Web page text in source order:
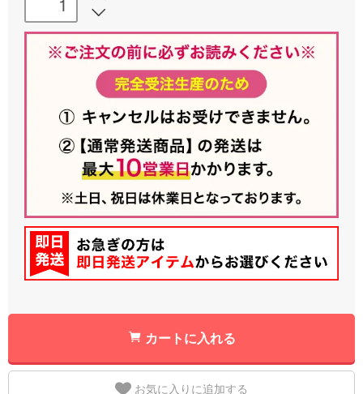
カートに入れる
お気に入りに追加する